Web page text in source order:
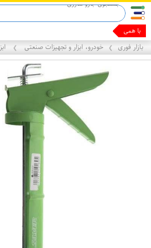
با همین گوش
بازار فوری ❯ خودرو، ابزار و تجهیزات صنعتی ❯